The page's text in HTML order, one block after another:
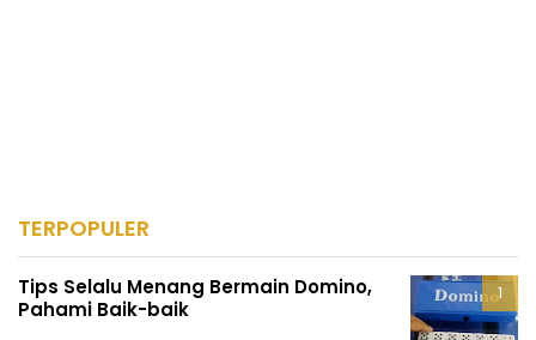
TERPOPULER
Tips Selalu Menang Bermain Domino,
Pahami Baik-baik